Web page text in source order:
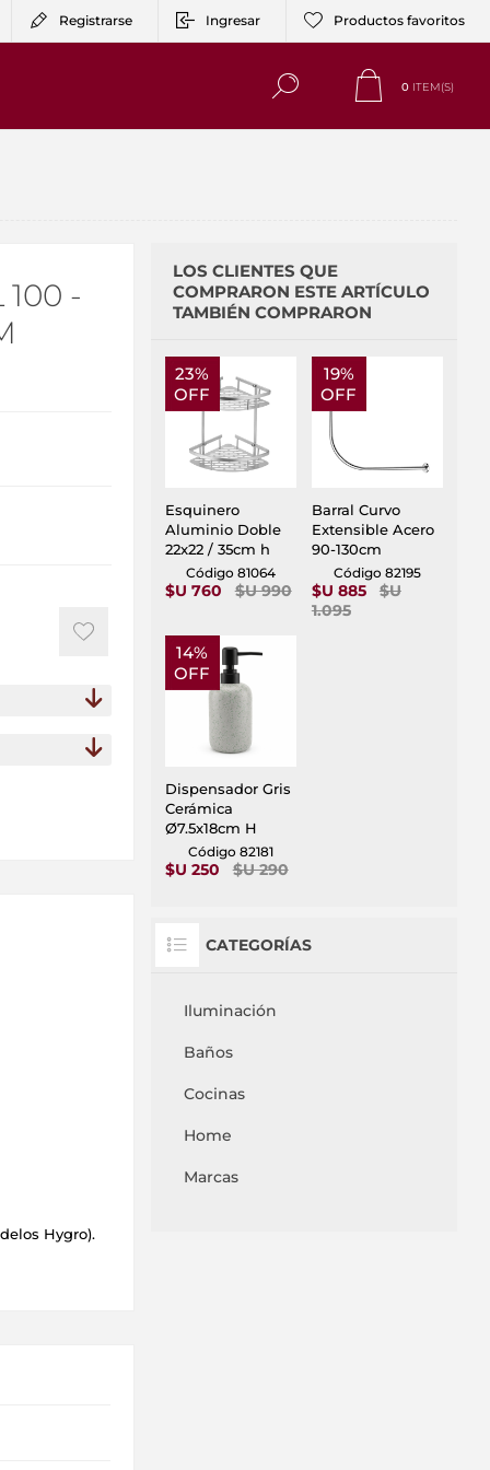
Registrarse Ingresar Productos favoritos
0 ITEM(S)
100 -
Hygro).
LOS CLIENTES QUE
COMPRARON ESTE ARTÍCULO
TAMBIÉN COMPRARON
23%
OFF
Esquinero
Aluminio Doble
22x22 / 35cm h
Código 81064
$U 760 $U 990
19%
OFF
Barral Curvo
Extensible Acero
90-130cm
Código 82195
$U 885
$U
1.095
14%
OFF
Dispensador Gris
Cerámica
Ø7.5x18cm H
Código 82181
$U 250 $U 290
CATEGORÍAS
Iluminación
Baños
Cocinas
Home
Marcas